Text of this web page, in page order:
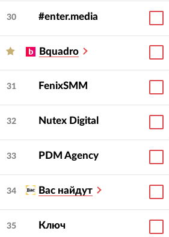
30 #enter.media
Bquadro
31 FenixSMM
32 Nutex Digital
33 PDM Agency
34 Вас найдут
35 Ключ
юриста и маркировки, 70+
человек в штате